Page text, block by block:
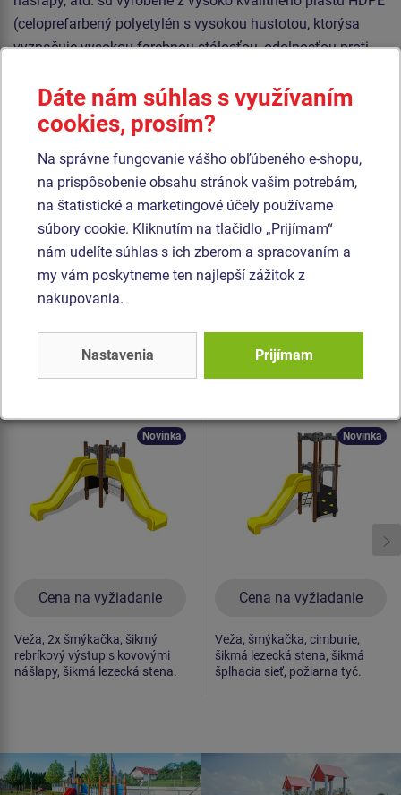
(celoprefarbený polyetylén s vysokou hustotou, ktorýsa
vyznačuje vysokou farebnou stálosťou, odolnosťou proti
nehrozí tak žiadne nebezpečenstvo zranenia detí ostrými
úlomkami). Podesta je vyrobená z HPL (vysokotlakový
laminát opatrený protišmykom, ktorý sa vyznačuje vysokou
farebnou stálosťou, odolnosťou proti poškriabaniu a
odolnosťou proti vode). Horolezecké úchyty sú vyrobené z
polyesteru, čo zaručuje dlhú životnosť, stálofarebnosť aj
šetrný povrch pre kožu na rukách. Všetok spojovací
materiál je pozinkovaný alebo nerezový.
Produkt - UNH-1041K-10
celokovová
Cena na vyžiadanie
Novinka
Veža, 2x šmýkačka, šikmý
rebríkový výstup s kovovými
nášlapy, šikmá lezecká stena.
Produkt - UNH-1038K-10
celokovová
Cena na vyžiadanie
Novinka
Veža, šmýkačka, cimburie,
šikmá lezecká stena, šikmá
šplhacia sieť, požiarna tyč.
Dáte nám súhlas s využívaním
cookies, prosím?
Na správne fungovanie vášho obľúbeného e-shopu,
na prispôsobenie obsahu stránok vašim potrebám,
na štatistické a marketingové účely používame
súbory cookie. Kliknutím na tlačidlo „Prijímam“
nám udelíte súhlas s ich zberom a spracovaním a
my vám poskytneme ten najlepší zážitok z
nakupovania.
Nastavenia Prijímam